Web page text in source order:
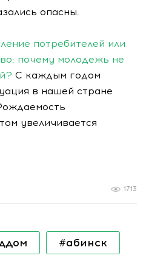
опасны.
потребителей или
почему молодежь не
С каждым годом
в нашей стране
увеличивается
1713
#абинск